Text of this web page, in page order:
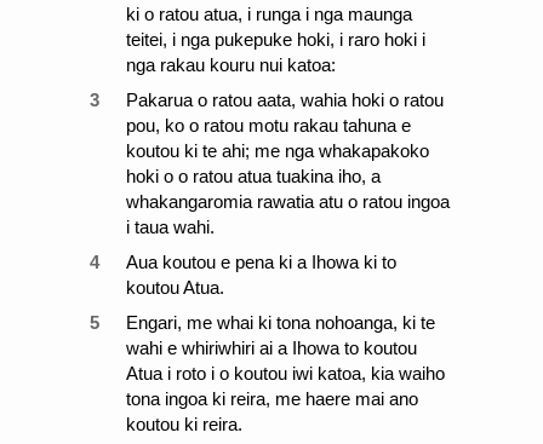
ki o ratou atua, i runga i nga maunga
teitei, i nga pukepuke hoki, i raro hoki i
nga rakau kouru nui katoa:
3
Pakarua o ratou aata, wahia hoki o ratou
pou, ko o ratou motu rakau tahuna e
koutou ki te ahi; me nga whakapakoko
hoki o o ratou atua tuakina iho, a
whakangaromia rawatia atu o ratou ingoa
i taua wahi.
4
Aua koutou e pena ki a Ihowa ki to
koutou Atua.
5
Engari, me whai ki tona nohoanga, ki te
wahi e whiriwhiri ai a Ihowa to koutou
Atua i roto i o koutou iwi katoa, kia waiho
tona ingoa ki reira, me haere mai ano
koutou ki reira.